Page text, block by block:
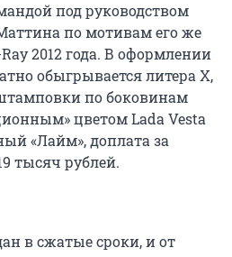
под руководством
по мотивам его же
2012 года. В оформлении
обыгрывается литера Х,
по боковинам
цветом Lada Vesta
«Лайм», доплата за
тысяч рублей.
в сжатые сроки, и от